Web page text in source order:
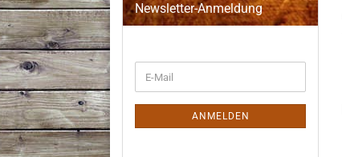
Newsletter-Anmeldung
ZUR
ANMELDUNG
E-
Mail
ANMELDEN